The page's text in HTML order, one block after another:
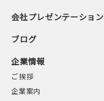
会社プレゼンテーション
ブログ
企業情報
ご挨拶
企業案内